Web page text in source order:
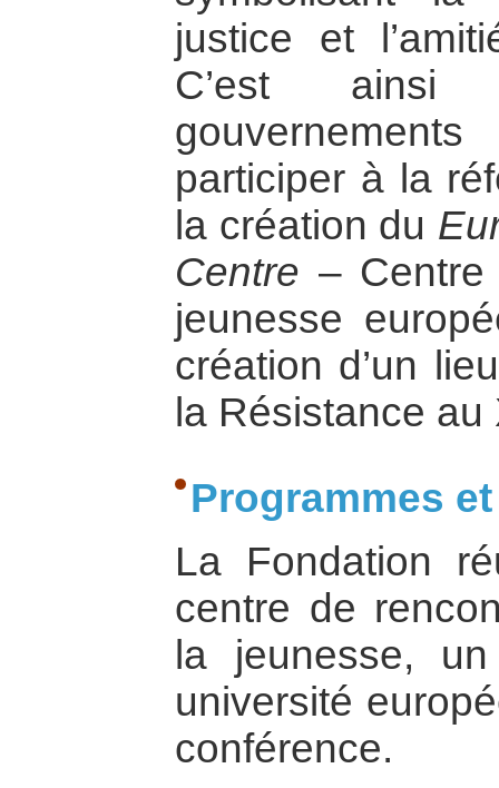
justice et
C’est
participer à la
la création du
Centre –
jeunesse
création d’un
la Résistance
Programmes
La Fondation
centre de
la jeunesse,
université
conférence.